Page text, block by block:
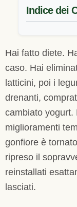
Indice dei
Hai fatto diete.
caso. Hai
latticini, poi i
drenanti,
cambiato yogurt.
miglioramenti
gonfiore è
ripreso il
reinstallati
lasciati.